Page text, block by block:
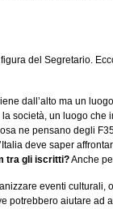
del Segretario.
dall’alto ma un
società, un luogo che
ne pensano degli
deve saper
tra gli iscritti?Anche
eventi culturali,
potrebbero aiutare ad